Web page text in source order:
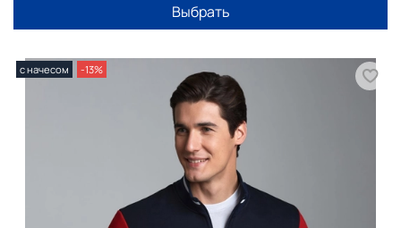
Выбрать
с начесом -13%